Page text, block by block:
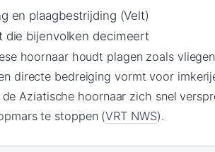
en plaagbestrijding (Velt)
die bijenvolken decimeert
hoornaar houdt plagen zoals
directe bedreiging vormt voor
Aziatische hoornaar zich snel
te stoppen (VRT NWS).